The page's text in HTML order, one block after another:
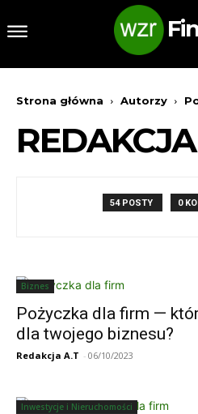
Strona główna Autorzy
54 POSTY 0
Biznes
Pożyczka dla firm —
dla twojego biznesu?
Redakcja A.T - 06/10/2023
Inwestycje i Nieruchomości